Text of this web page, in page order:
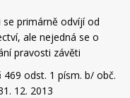
primárně odvíjí od
ale nejedná se o
pravosti závěti
odst. 1 písm. b/ obč.
12. 2013